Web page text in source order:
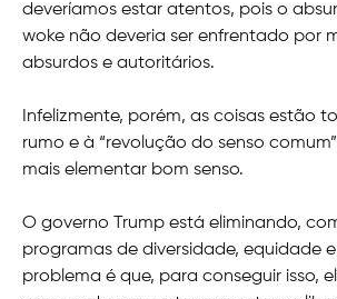
deveríamos estar atentos, pois o
woke não deveria ser enfrentado por
absurdos e autoritários.
Infelizmente, porém, as coisas estão
rumo e à “revolução do senso
mais elementar bom senso.
O governo Trump está eliminando,
programas de diversidade, equidade e
problema é que, para conseguir isso,